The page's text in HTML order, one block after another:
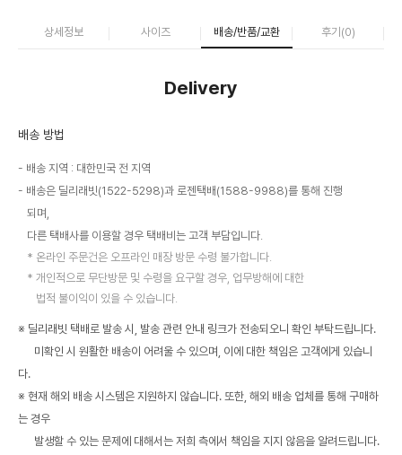
상세정보 사이즈 배송/반품/교환 후기(0)
Delivery
배송 방법
배송 지역 : 대한민국 전 지역
배송은 딜리래빗(1522-5298)과 로젠택배(1588-9988)를 통해 진행
되며,
다른 택배사를 이용할 경우 택배비는 고객 부담입니다.
온라인 주문건은 오프라인 매장 방문 수령 불가합니다.
개인적으로 무단방문 및 수령을 요구할 경우, 업무방해에 대한
법적 불이익이 있을 수 있습니다.
※ 딜리래빗 택배로 발송 시, 발송 관련 안내 링크가 전송되오니 확인 부탁드립니다.
미확인 시 원활한 배송이 어려울 수 있으며, 이에 대한 책임은 고객에게 있습니
다.
※ 현재 해외 배송 시스템은 지원하지 않습니다. 또한, 해외 배송 업체를 통해 구매하
는 경우
발생할 수 있는 문제에 대해서는 저희 측에서 책임을 지지 않음을 알려드립니다.